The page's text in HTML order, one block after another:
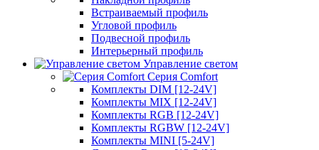
Встраиваемый профиль
Угловой профиль
Подвесной профиль
Интерьерный профиль
Управление светом
Серия Comfort
Комплекты DIM [12-24V]
Комплекты MIX [12-24V]
Комплекты RGB [12-24V]
Комплекты RGBW [12-24V]
Комплекты MINI [5-24V]